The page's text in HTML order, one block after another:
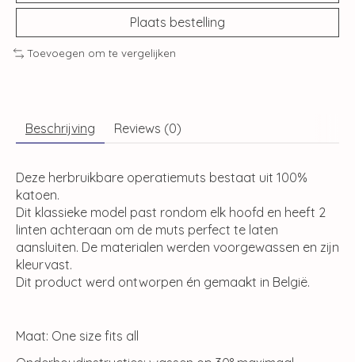
Plaats bestelling
Toevoegen om te vergelijken
Beschrijving Reviews (0)
Deze herbruikbare operatiemuts bestaat uit 100%
katoen.
Dit klassieke model past rondom elk hoofd en heeft 2
linten achteraan om de muts perfect te laten
aansluiten. De materialen werden voorgewassen en zijn
kleurvast.
Dit product werd ontworpen én gemaakt in België.
Maat: One size fits all